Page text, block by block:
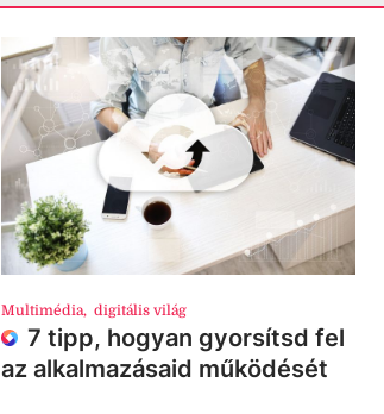
Multimédia, digitális világ
7 tipp, hogyan gyorsítsd fel
az alkalmazásaid működését